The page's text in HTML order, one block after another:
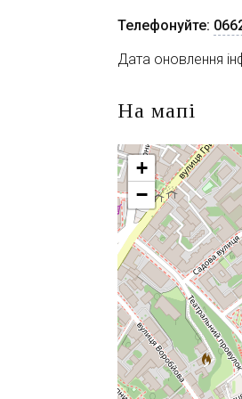
Телефонуйте:
Дата оновлення
На мапі
+
−